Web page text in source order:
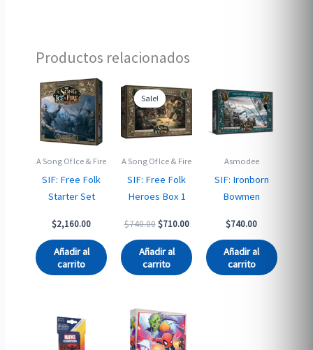
Productos relacionados
A Song Of Ice & Fire
SIF: Free Folk
Starter Set
$2,160.00
Añadir al
carrito
Sale!
Sale!
A Song Of Ice & Fire
SIF: Free Folk
Heroes Box 1
$740.00 Original
was:
$740.00.
$710.00Current
is:
$710.00.
Añadir al
carrito
Asmodee
SIF: Ironborn
Bowmen
$740.00
Añadir al
carrito